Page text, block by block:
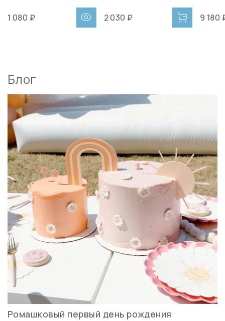
1 080 ₽ 2 030 ₽ 9 180
Блог
Ромашковый первый день рождения